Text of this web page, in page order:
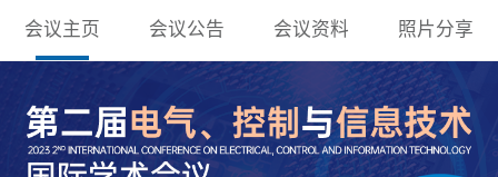
会议主页 会议公告 会议资料 照片分享